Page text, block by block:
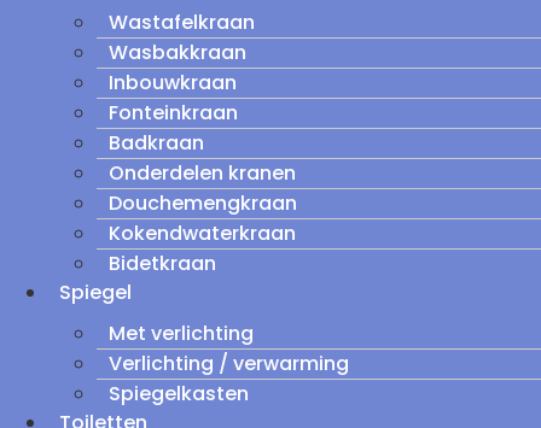
Wastafelkraan
Wasbakkraan
Inbouwkraan
Fonteinkraan
Badkraan
Onderdelen kranen
Douchemengkraan
Kokendwaterkraan
Bidetkraan
Spiegel
Met verlichting
Verlichting / verwarming
Spiegelkasten
Toiletten